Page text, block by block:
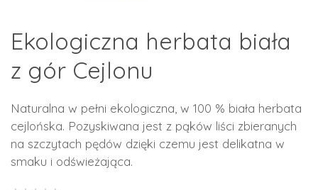
Ekologiczna herbata biała
z gór Cejlonu
Naturalna w pełni ekologiczna, w 100 % biała herbata
cejlońska. Pozyskiwana jest z pąków liści zbieranych
na szczytach pędów dzięki czemu jest delikatna w
smaku i odświeżająca.